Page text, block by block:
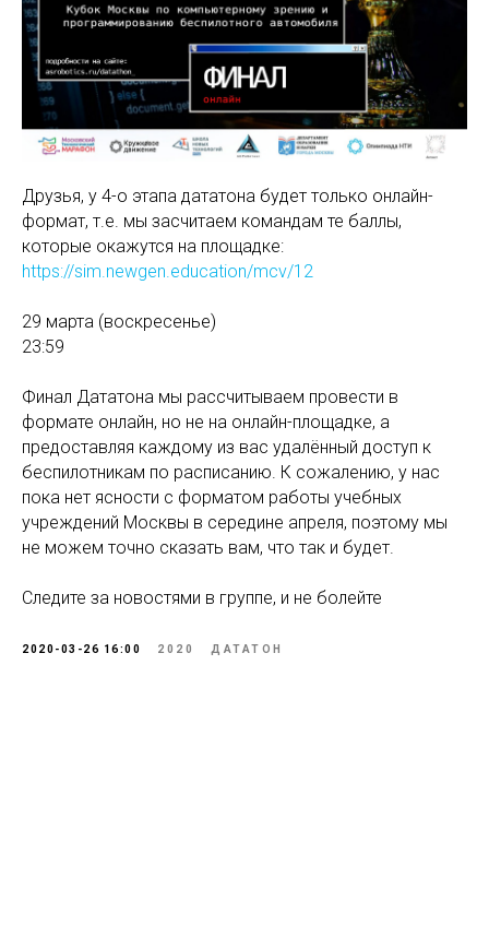
Друзья, у 4-о этапа дататона будет только онлайн-
формат, т.е. мы засчитаем командам те баллы,
которые окажутся на площадке:
https://sim.newgen.education/mcv/12
29 марта (воскресенье)
23:59
Финал Дататона мы рассчитываем провести в
формате онлайн, но не на онлайн-площадке, а
предоставляя каждому из вас удалённый доступ к
беспилотникам по расписанию. К сожалению, у нас
пока нет ясности с форматом работы учебных
учреждений Москвы в середине апреля, поэтому мы
не можем точно сказать вам, что так и будет.
Следите за новостями в группе, и не болейте
2020-03-26 16:00 2020 ДАТАТОН